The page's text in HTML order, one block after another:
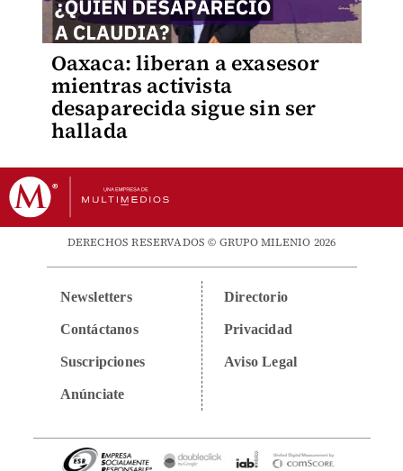
Oaxaca: liberan a exasesor
mientras activista
desaparecida sigue sin ser
hallada
DERECHOS RESERVADOS © GRUPO MILENIO 2026
Newsletters
Contáctanos
Suscripciones
Anúnciate
Directorio
Privacidad
Aviso Legal